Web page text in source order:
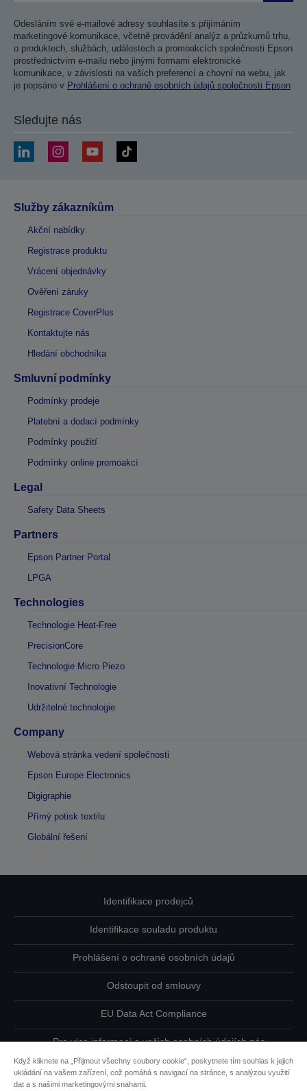
Odesláním své e-mailové adresy souhlasíte s přijímáním
marketingové komunikace, včetně provádění analýz a průzkumů trhu,
o produktech, službách, událostech a promoakcích společnosti Epson
prostřednictvím e-mailu nebo jinými formami elektronické
komunikace, v závislosti na vašich preferencí a chovní na webu, jak
je popsáno v Prohlášení o ochraně osobních údajů společnosti Epson
Sledujte nás
Služby zákazníkům
Akční nabídky
Registrace produktu
Vrácení objednávky
Ověření záruky
Registrace CoverPlus
Kontaktujte nás
Hledání obchodníka
Smluvní podmínky
Podmínky prodeje
Platební a dodací podmínky
Podmínky použití
Podmínky online promoakcí
Legal
Safety Data Sheets
Partners
Epson Partner Portal
LPGA
Technologies
Technologie Heat-Free
PrecisionCore
Technologie Micro Piezo
Inovativní Technologie
Udržitelné technologie
Company
Webová stránka vedení společnosti
Epson Europe Electronics
Digigraphie
Přímý potisk textilu
Globální řešení
Identifikace prodejců
Identifikace souladu produktu
Prohlášení o ochraně osobních údajů
Odstoupit od smlouvy
EU Data Act Compliance
Pro více informací o vašich osobních údajích nás
Informace o souborech cookie
Když kliknete na „Přijmout všechny soubory cookie“, poskytnete tím souhlas k jejich
ukládání na vašem zařízení, což pomáhá s navigací na stránce, s analýzou využití
dat a s našimi marketingovými snahami.